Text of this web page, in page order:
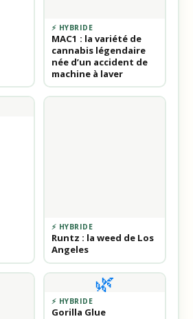
⚡ HYBRIDE
MAC1 : la variété de
cannabis légendaire
née d’un accident de
machine à laver
⚡ HYBRIDE
Runtz : la weed de Los
Angeles
🌿
⚡ HYBRIDE
Gorilla Glue